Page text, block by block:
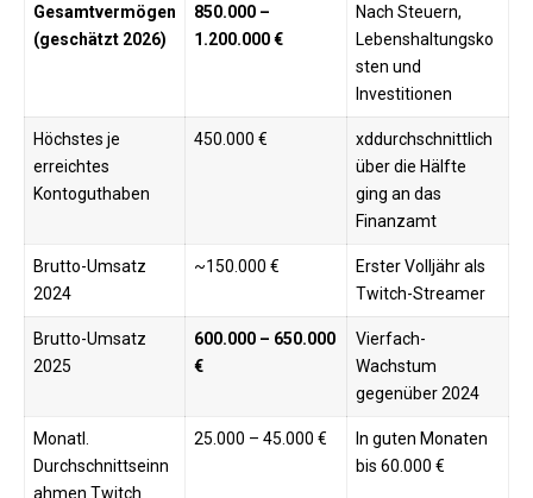
Gesamtvermögen
(geschätzt 2026)
850.000 –
1.200.000 €
Nach Steuern,
Lebenshaltungsko
sten und
Investitionen
Höchstes je
erreichtes
Kontoguthaben
450.000 €
xddurchschnittlich
über die Hälfte
ging an das
Finanzamt
Brutto-Umsatz
2024
~150.000 €
Erster Volljähr als
Twitch-Streamer
Brutto-Umsatz
2025
600.000 – 650.000
€
Vierfach-
Wachstum
gegenüber 2024
Monatl.
Durchschnittseinn
ahmen Twitch
25.000 – 45.000 €
In guten Monaten
bis 60.000 €